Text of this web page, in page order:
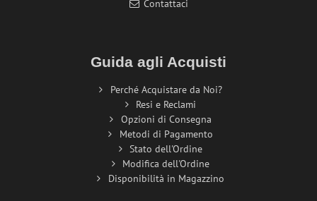
Contattaci
Guida agli Acquisti
Perché Acquistare da Noi?
Resi e Reclami
Opzioni di Consegna
Metodi di Pagamento
Stato dell'Ordine
Modifica dell'Ordine
Disponibilità in Magazzino